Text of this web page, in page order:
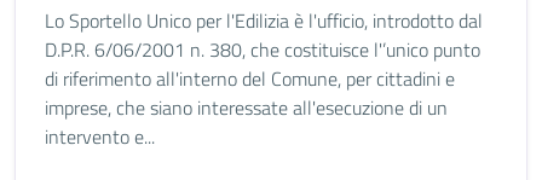
Lo Sportello Unico per l'Edilizia è l'ufficio, introdotto dal
D.P.R. 6/06/2001 n. 380, che costituisce l'’unico punto
di riferimento all'interno del Comune, per cittadini e
imprese, che siano interessate all'esecuzione di un
intervento e...